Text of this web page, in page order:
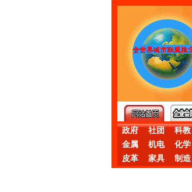
政府 社团 科教
金属
机电 化学
皮革
家具 制造